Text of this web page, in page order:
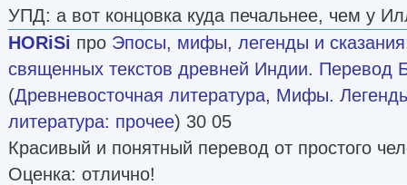
УПД: а вот концовка куда печальнее, чем у
HORiSi про Эпосы, мифы, легенды и сказания
священных текстов древней Индии. Перевод
(Древневосточная литература, Мифы.
литература: прочее) 30 05
Красивый и понятный перевод от простого
Оценка: отлично!